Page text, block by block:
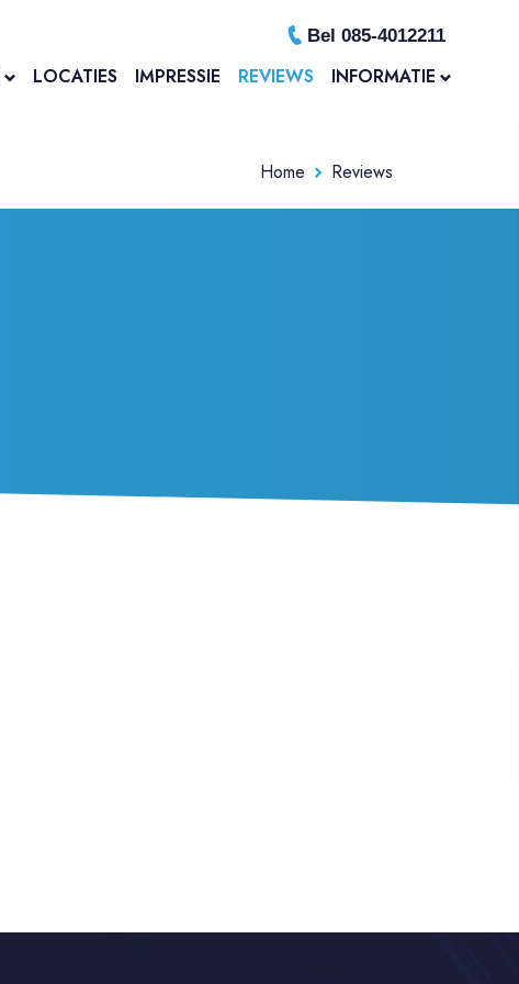
LOCATIES IMPRESSIE REVIEWS INFORMATIE
Bel 085-4012211
Home Reviews